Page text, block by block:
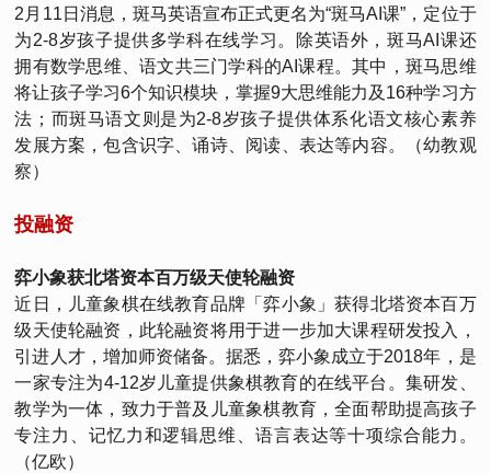
2月11日消息，斑马英语宣布正式更名为“斑马AI课”，定位于
为2-8岁孩子提供多学科在线学习。除英语外，斑马AI课还
拥有数学思维、语文共三门学科的AI课程。其中，斑马思维
将让孩子学习6个知识模块，掌握9大思维能力及16种学习方
法；而斑马语文则是为2-8岁孩子提供体系化语文核心素养
发展方案，包含识字、诵诗、阅读、表达等内容。（幼教观
察）
投融资
弈小象获北塔资本百万级天使轮融资
近日，儿童象棋在线教育品牌「弈小象」获得北塔资本百万
级天使轮融资，此轮融资将用于进一步加大课程研发投入，
引进人才，增加师资储备。据悉，弈小象成立于2018年，是
一家专注为4-12岁儿童提供象棋教育的在线平台。集研发、
教学为一体，致力于普及儿童象棋教育，全面帮助提高孩子
专注力、记忆力和逻辑思维、语言表达等十项综合能力。
（亿欧）